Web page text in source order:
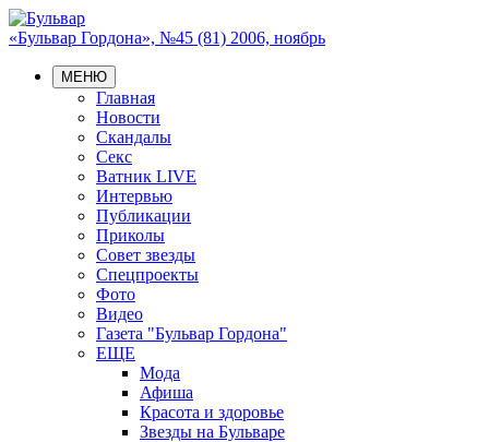
«Бульвар Гордона», №45 (81) 2006, ноябрь
МЕНЮ
Главная
Новости
Скандалы
Секс
Ватник LIVE
Интервью
Публикации
Приколы
Совет звезды
Спецпроекты
Фото
Видео
Газета "Бульвар Гордона"
ЕЩЕ
Мода
Афиша
Красота и здоровье
Звезды на Бульваре